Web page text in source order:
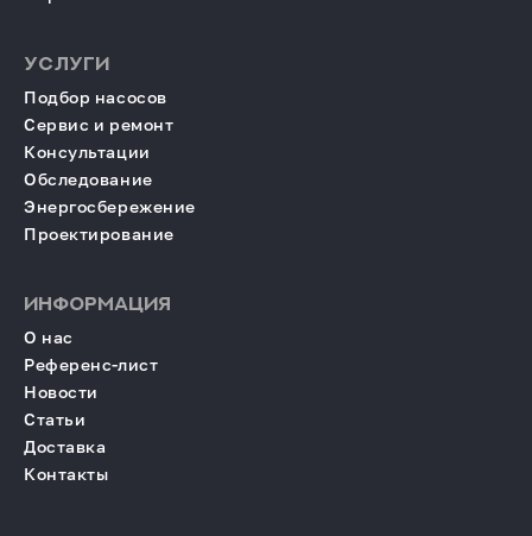
УСЛУГИ
Подбор насосов
Сервис и ремонт
Консультации
Обследование
Энергосбережение
Проектирование
ИНФОРМАЦИЯ
О нас
Референс-лист
Новости
Статьи
Доставка
Контакты